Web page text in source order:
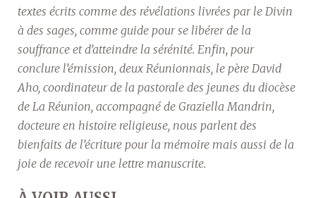
textes écrits comme des révélations livrées par le Divin
à des sages, comme guide pour se libérer de la
souffrance et d’atteindre la sérénité. Enfin, pour
conclure l’émission, deux Réunionnais, le père David
Aho, coordinateur de la pastorale des jeunes du diocèse
de La Réunion, accompagné de Graziella Mandrin,
docteure en histoire religieuse, nous parlent des
bienfaits de l’écriture pour la mémoire mais aussi de la
joie de recevoir une lettre manuscrite.